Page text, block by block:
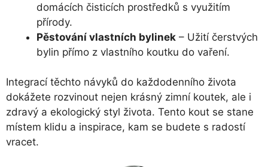
domácích čisticích prostředků s využitím
přírody.
Pěstování vlastních bylinek – Užití čerstvých
bylin přímo z vlastního koutku do vaření.
Integrací těchto návyků do každodenního života
dokážete rozvinout nejen krásný zimní koutek, ale i
zdravý a ekologický styl života. Tento kout se stane
místem klidu a inspirace, kam se budete s radostí
vracet.